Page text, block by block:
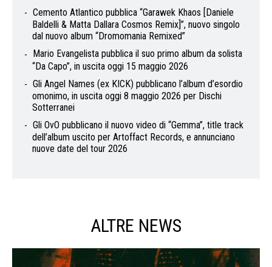
Cemento Atlantico pubblica “Garawek Khaos [Daniele
Baldelli & Matta Dallara Cosmos Remix]”, nuovo singolo
dal nuovo album “Dromomania Remixed”
Mario Evangelista pubblica il suo primo album da solista
“Da Capo”, in uscita oggi 15 maggio 2026
Gli Angel Names (ex KICK) pubblicano l’album d’esordio
omonimo, in uscita oggi 8 maggio 2026 per Dischi
Sotterranei
Gli OvO pubblicano il nuovo video di “Gemma”, title track
dell’album uscito per Artoffact Records, e annunciano
nuove date del tour 2026
ALTRE NEWS